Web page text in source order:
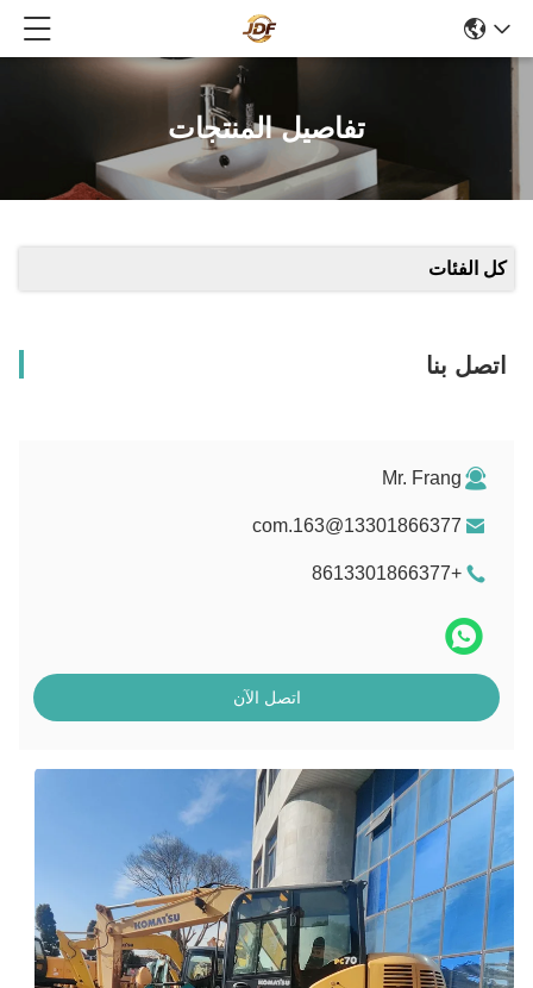
تفاصيل المنتجات
كل الفئات
اتصل بنا
Mr. Frang
13301866377@163.com
+8613301866377
اتصل الآن